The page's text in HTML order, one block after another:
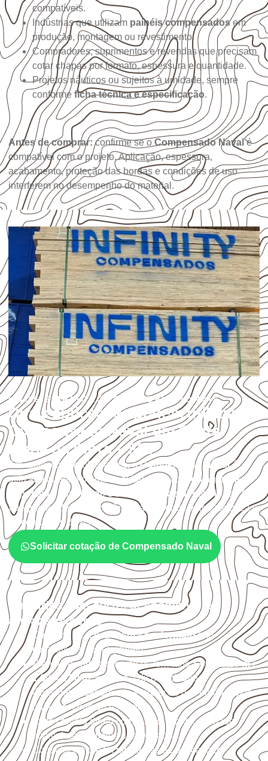
compatíveis.
Indústrias que utilizam painéis compensadosem
produção, montagem ou revestimento.
Compradores, suprimentos e revendas que precisam
cotar chapas por formato, espessura e quantidade.
Projetos náuticos ou sujeitos à umidade, sempre
conforme ficha técnica e especificação.
Antes de comprar: confirme se o Compensado Naval é
compatível com o projeto. Aplicação, espessura,
acabamento, proteção das bordas e condições de uso
interferem no desempenho do material.
USOS E APLICAÇÕES PROFISSIONAIS
Quais aplicações podem utilizar
Compensado Naval em Santa
Maria da Serra – SP?
Em aplicações profissionais, oCompensado Navalé
utilizado quando o projeto exige atenção à colagem, à
exposição à umidade e à estabilidade dimensional . A
adequação deve ser confirmada conforme a ficha técnica e
as condições de uso.
Solicitar cotação de Compensado Naval
Cuidados com corte, acabamento e
armazenamento
Confirme se aespessura e o formatosão
compatíveis com o projeto.
Planeje o corte conforme os formatos1,60 × 2,20 m e
1,60 × 2,50 m, sujeitos à disponibilidade.
Considere acabamento e proteção das bordas após
qualquer corte ou usinagem.
Evite contato direto com o solo, chuva, umidade
acumulada e apoios desnivelados.
Consulte a ficha técnica antes de aplicações